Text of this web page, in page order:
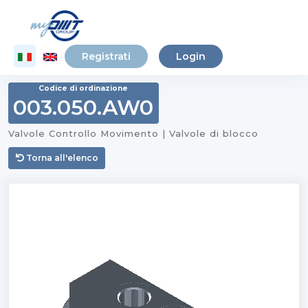
Registrati Login
Codice di ordinazione
003.050.AW0
Valvole Controllo Movimento | Valvole di blocco
Torna all'elenco